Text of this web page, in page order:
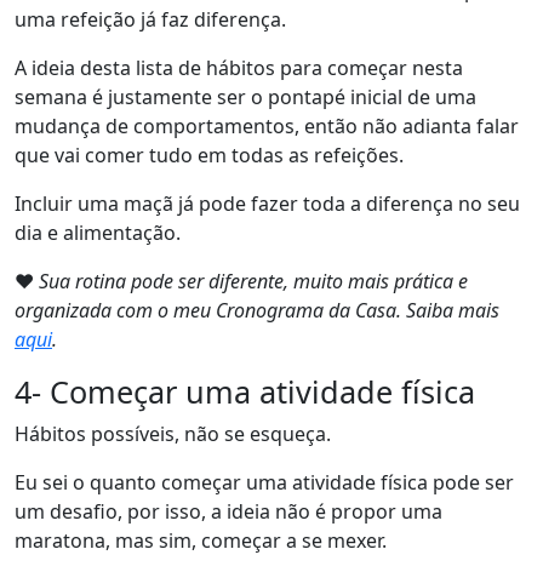
uma refeição já faz diferença.
A ideia desta lista de hábitos para começar nesta
semana é justamente ser o pontapé inicial de uma
mudança de comportamentos, então não adianta falar
que vai comer tudo em todas as refeições.
Incluir uma maçã já pode fazer toda a diferença no seu
dia e alimentação.
❤ Sua rotina pode ser diferente, muito mais prática e
organizada com o meu Cronograma da Casa. Saiba mais
aqui.
4- Começar uma atividade física
Hábitos possíveis, não se esqueça.
Eu sei o quanto começar uma atividade física pode ser
um desafio, por isso, a ideia não é propor uma
maratona, mas sim, começar a se mexer.